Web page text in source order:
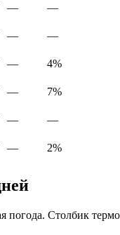
—
—
—
—
—
4%
—
7%
—
—
— 2%
погода. Столбик